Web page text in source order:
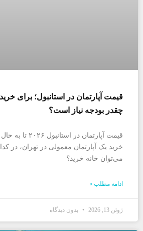
قیمت آپارتمان در استانبول؛ برای
چقدر بودجه نیاز است؟
قیمت آپارتمان در
خرید یک آپارتمان معمولی در تهران، در
می‌توان خانه خرید؟
ادامه مطلب »
ژوئن 13, 2026 بدون دیدگاه